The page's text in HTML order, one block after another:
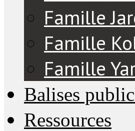
Famille
Famille
Famille
Balises
Ressources